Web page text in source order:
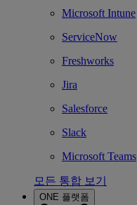
Microsoft Intune
ServiceNow
Freshworks
Jira
Salesforce
Slack
Microsoft Teams
모든 통합 보기
ONE 플랫폼